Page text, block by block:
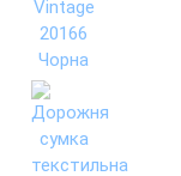
ущільненою
- вертикальна
- кишеня на
- текстильний
- ущільнене дно з
- підкладка з
Містка похідна